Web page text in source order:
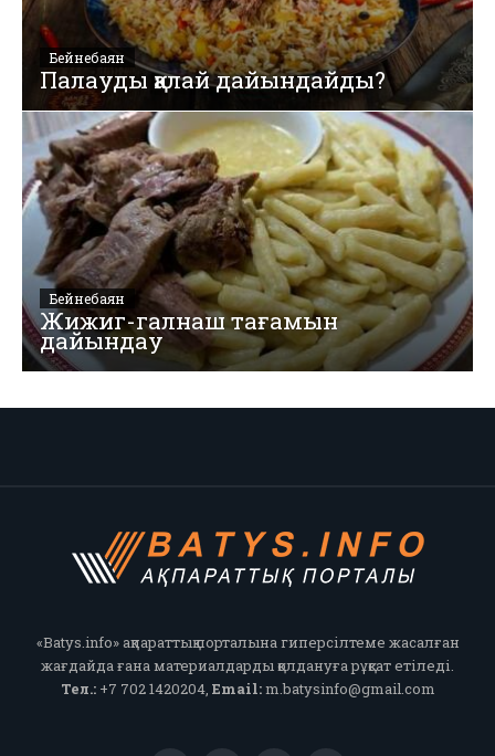
Бейнебаян
Палауды қалай дайындайды?
Бейнебаян
Жижиг-галнаш тағамын
дайындау
«Batys.info» ақпараттық порталына гиперсілтеме жасалған
жағдайда ғана материалдарды қолдануға рұқсат етіледі.
Тел.:+7 702 1420204, Email:m.batysinfo@gmail.com